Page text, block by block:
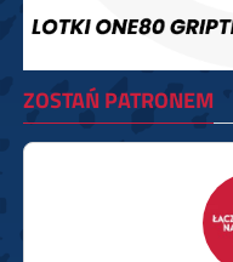
ZOSTAŃ PATRONEM